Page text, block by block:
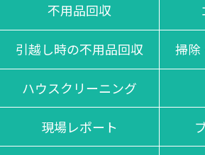
不用品回収
引越し時の不用品回収 掃除
ハウスクリーニング
現場レポート